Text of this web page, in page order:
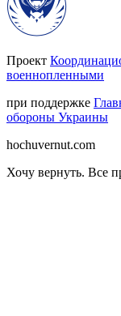
Проект
военнопленными
при поддержке
обороны Украины
hochuvernut.com
Хочу вернуть. Все